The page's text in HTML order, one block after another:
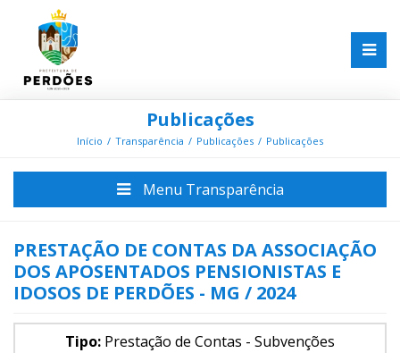
Publicações
Início Transparência Publicações Publicações
Menu Transparência
PRESTAÇÃO DE CONTAS DA ASSOCIAÇÃO
DOS APOSENTADOS PENSIONISTAS E
IDOSOS DE PERDÕES - MG / 2024
Tipo: Prestação de Contas - Subvenções